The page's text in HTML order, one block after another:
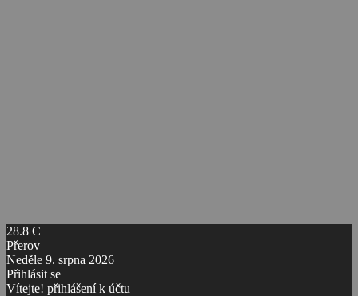
28.8 C
Přerov
Neděle 9. srpna 2026
Přihlásit se
Vítejte! přihlášení k účtu